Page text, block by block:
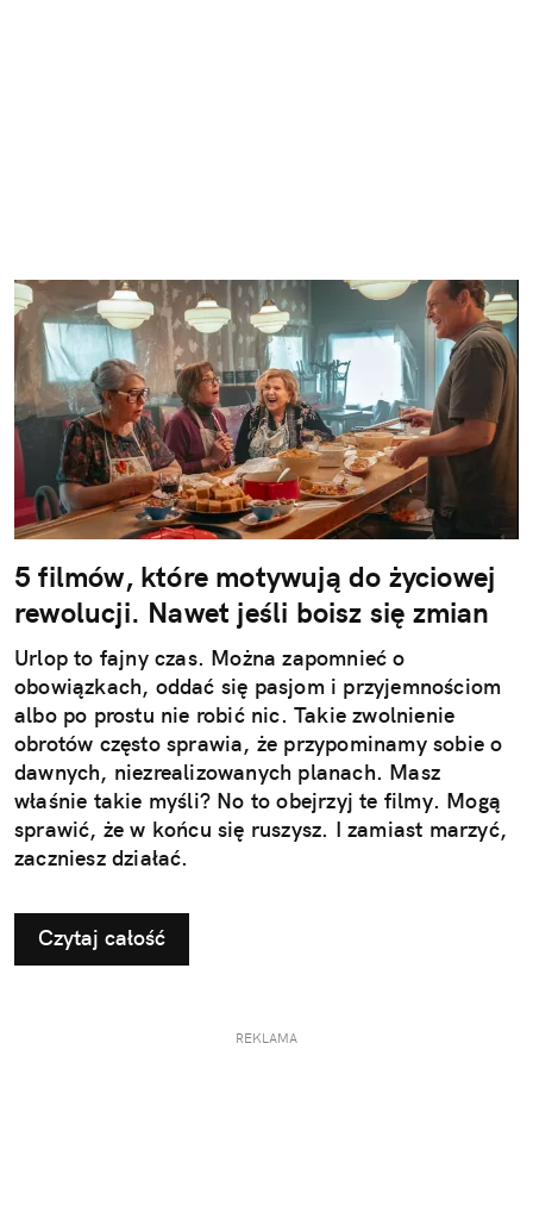
5 filmów, które motywują do życiowej
rewolucji. Nawet jeśli boisz się zmian
Urlop to fajny czas. Można zapomnieć o
obowiązkach, oddać się pasjom i przyjemnościom
albo po prostu nie robić nic. Takie zwolnienie
obrotów często sprawia, że przypominamy sobie o
dawnych, niezrealizowanych planach. Masz
właśnie takie myśli? No to obejrzyj te filmy. Mogą
sprawić, że w końcu się ruszysz. I zamiast marzyć,
zaczniesz działać.
Czytaj całość
REKLAMA